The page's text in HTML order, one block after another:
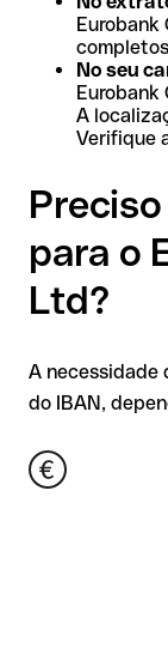
Eurobank
No seu
Eurobank
A
Verifique
para o
Ltd?
A necessidade
do IBAN,